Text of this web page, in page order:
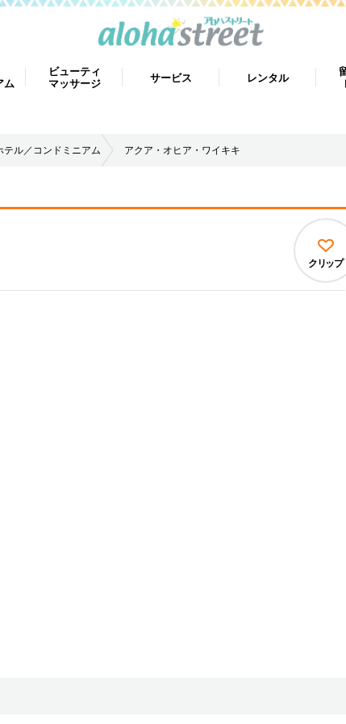
ム
ビューティ
マッサージ
サービス レンタル
テル／コンドミニアム アクア・オヒア・ワイキキ
クリップ